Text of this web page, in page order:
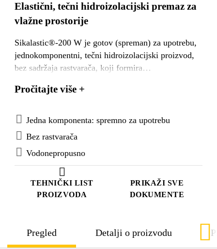
TEHNIČKI LIST
PROIZVODA
PRIKAŽI SVE
DOKUMENTE
Elastični, tečni hidroizolacijski premaz za
vlažne prostorije
Sikalastic®-200 W je gotov (spreman) za upotrebu,
jednokomponentni, tečni hidroizolacijski proizvod,
bez sadržaja rastvarača, koji formira
stvaranje pukotina ispod čvrste zaštite (npr.
Pročitajte više +
Jedna komponenta: spremno za upotrebu
Bez rastvarača
Vodonepropusno
Pregled Detalji o proizvodu